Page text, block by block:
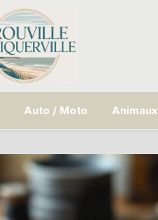
Auto / Moto Animaux